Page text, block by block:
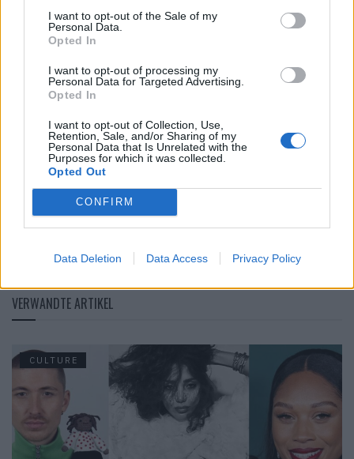
I want to opt-out of the Sale of my
Personal Data.
Opted In
I want to opt-out of processing my
Personal Data for Targeted Advertising.
Opted In
I want to opt-out of Collection, Use,
Retention, Sale, and/or Sharing of my
Personal Data that Is Unrelated with the
Purposes for which it was collected.
Opted Out
CONFIRM
Data Deletion Data Access Privacy Policy
Wir haben mit Kate Sterlin über ihr Buch gesprochen –
Mehr von Kate Sterlin siehst du
Book Kate Sterlin Photography Still Life
VERWANDTE ARTIKEL
CULTURE